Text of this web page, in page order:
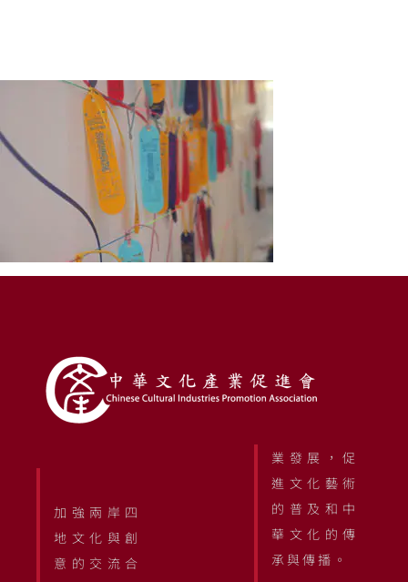
加強兩岸四
地文化與創
意的交流合
業發展，促
進文化藝術
的普及和中
華文化的傳
承與傳播。